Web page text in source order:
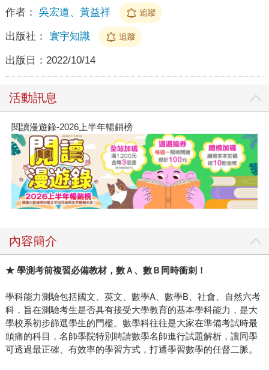
作者： 吳宏道、黃益祥 追蹤
出版社： 寰宇知識 追蹤
出版日： 2022/10/14
活動訊息
閱讀漫遊錄-2026上半年暢銷榜
內容簡介
★ 學測考前複習必備教材，數Ａ、數Ｂ同時衝刺！
學科能力測驗包括國文、英文、數學A、數學B、社會、自然六考
科，旨在測驗考生是否具有接受大學教育的基本學科能力，是大
學校系初步篩選學生的門檻。數學科往往是大家在準備考試時最
頭痛的科目，名師學院特別聘請數學名師進行試題解析，讓同學
可透過最正確、有效率的學習方式，打通學習數學的任督二脈。